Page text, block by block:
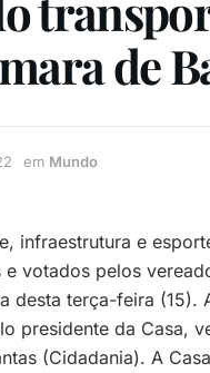
de
em Mundo
infraestrutura e
votados pelos
desta terça-feira (15).
presidente da Casa,
(Cidadania). A